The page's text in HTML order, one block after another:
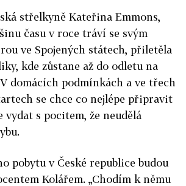
střelkyně Kateřina Emmons,
času v roce tráví se svým
ve Spojených státech, přiletěla
kde zůstane až do odletu na
domácích podmínkách a ve třech
se chce co nejlépe připravit
vydat s pocitem, že neudělá
pobytu v České republice budou
Kolářem. „Chodím k němu